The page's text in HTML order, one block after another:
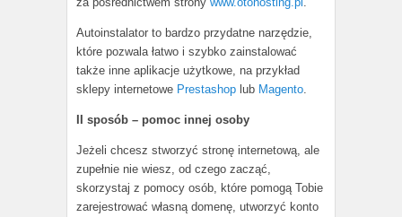
Autoinstalator to bardzo przydatne narzędzie,
które pozwala łatwo i szybko zainstalować
także inne aplikacje użytkowe, na przykład
sklepy internetowe Prestashop lub Magento
II sposób – pomoc innej osoby
Jeżeli chcesz stworzyć stronę internetową, ale
zupełnie nie wiesz, od czego zacząć,
skorzystaj z pomocy osób, które pomogą Tobie
zarejestrować własną domenę, utworzyć konto